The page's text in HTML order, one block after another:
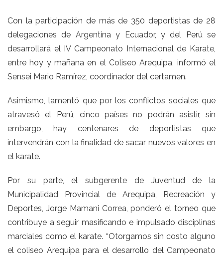
Con la participación de más de 350 deportistas de 28
delegaciones de Argentina y Ecuador, y del Perú se
desarrollará el IV Campeonato Internacional de Karate,
entre hoy y mañana en el Coliseo Arequipa, informó el
Sensei Mario Ramírez, coordinador del certamen.
Asimismo, lamentó que por los conflictos sociales que
atravesó el Perú, cinco países no podrán asistir, sin
embargo, hay centenares de deportistas que
intervendrán con la finalidad de sacar nuevos valores en
el karate.
Por su parte, el subgerente de Juventud de la
Municipalidad Provincial de Arequipa, Recreación y
Deportes, Jorge Mamani Correa, ponderó el torneo que
contribuye a seguir masificando e impulsado disciplinas
marciales como el karate. “Otorgamos sin costo alguno
el coliseo Arequipa para el desarrollo del Campeonato